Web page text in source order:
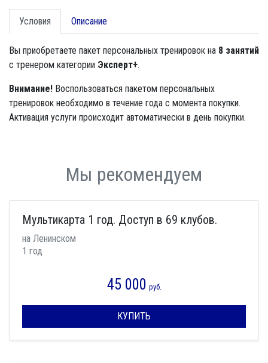
Условия Описание
Вы приобретаете пакет персональных тренировок на 8 занятий
с тренером категории Эксперт+.
Внимание! Воспользоваться пакетом персональных
тренировок необходимо в течение года с момента покупки.
Активация услуги происходит автоматически в день покупки.
Мы рекомендуем
Мультикарта 1 год. Доступ в 69 клубов.
на Ленинском
1 год
45 000 руб.
КУПИТЬ